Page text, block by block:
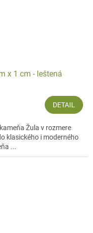
x 1 cm - leštená
DETAIL
Žula v rozmere
klasického i moderného
...